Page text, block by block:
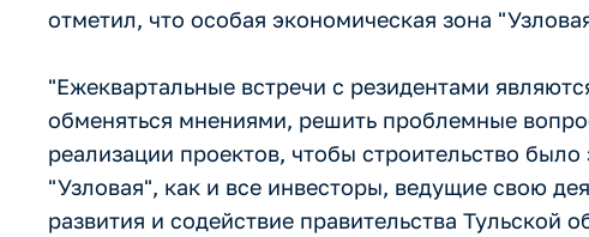
отметил, что особая экономическая зона
"Ежеквартальные встречи с резидентами
обменяться мнениями, решить проблемные
реализации проектов, чтобы строительство
"Узловая", как и все инвесторы, ведущие свою
развития и содействие правительства Тульской